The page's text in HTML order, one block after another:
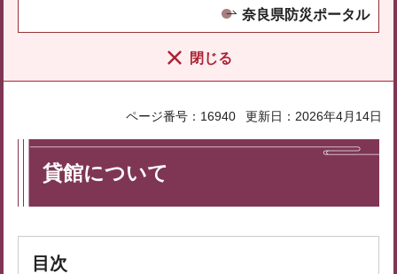
奈良県防災ポータル
閉じる
ページ番号：16940 更新日：2026年4月14日
貸館について
目次